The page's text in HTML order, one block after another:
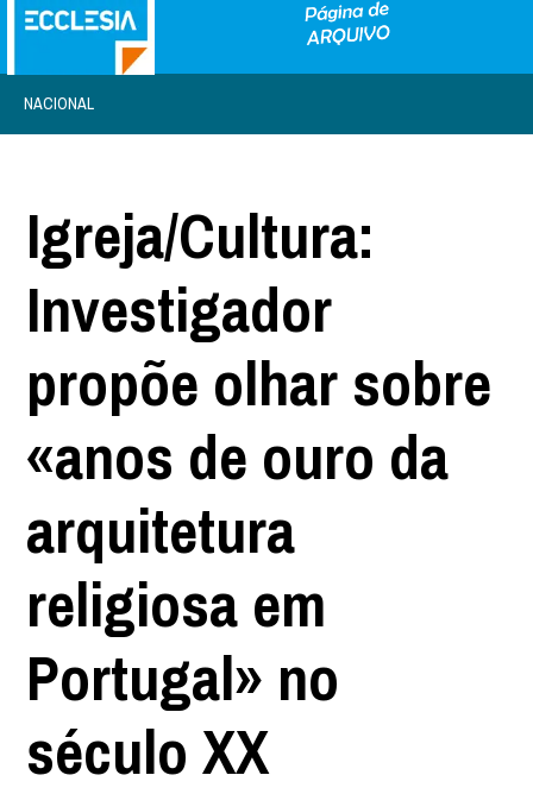
NACIONAL
Igreja/Cultura:
Investigador
propõe olhar sobre
«anos de ouro da
arquitetura
religiosa em
Portugal» no
século XX